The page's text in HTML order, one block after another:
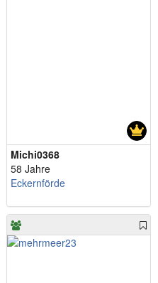
Michi0368
58 Jahre
Eckernförde